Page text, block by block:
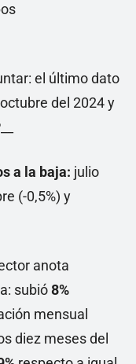
el último dato
del 2024 y
a la baja: julio
(-0,5%) y
anota
subió8%
mensual
diez meses del